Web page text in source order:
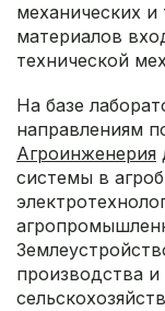
механических и
материалов
технической
На базе
направлениям
Агроинженерия
системы в
производства и